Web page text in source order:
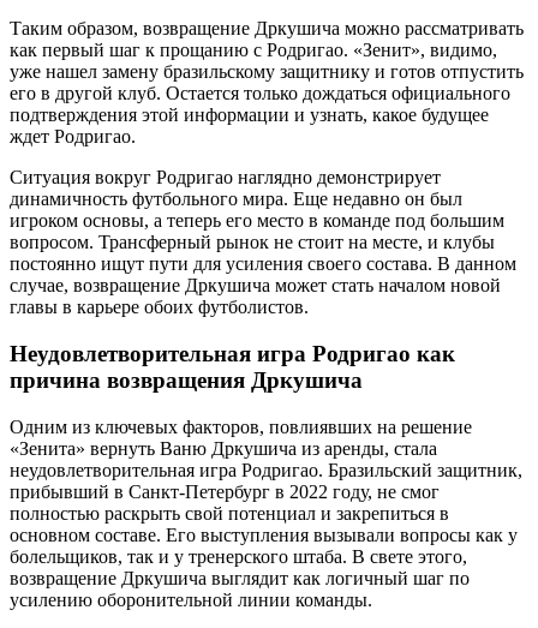
Таким образом, возвращение Дркушича можно рассматривать
как первый шаг к прощанию с Родригао. «Зенит», видимо,
уже нашел замену бразильскому защитнику и готов отпустить
его в другой клуб. Остается только дождаться официального
подтверждения этой информации и узнать, какое будущее
ждет Родригао.
Ситуация вокруг Родригао наглядно демонстрирует
динамичность футбольного мира. Еще недавно он был
игроком основы, а теперь его место в команде под большим
вопросом. Трансферный рынок не стоит на месте, и клубы
постоянно ищут пути для усиления своего состава. В данном
случае, возвращение Дркушича может стать началом новой
главы в карьере обоих футболистов.
Неудовлетворительная игра Родригао как
причина возвращения Дркушича
Одним из ключевых факторов, повлиявших на решение
«Зенита» вернуть Ваню Дркушича из аренды, стала
неудовлетворительная игра Родригао. Бразильский защитник,
прибывший в Санкт-Петербург в 2022 году, не смог
полностью раскрыть свой потенциал и закрепиться в
основном составе. Его выступления вызывали вопросы как у
болельщиков, так и у тренерского штаба. В свете этого,
возвращение Дркушича выглядит как логичный шаг по
усилению оборонительной линии команды.